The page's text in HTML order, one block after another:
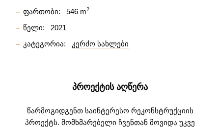
ფართობი:
546 m2
წელი:
2021
კატეგორია:
კერძო სახლები
ᲞᲠᲝᲔᲥᲢᲘᲡ ᲐᲦᲬᲔᲠᲐ
წარმოგიდგენთ საინტერესო რეკონსტრუქციის
პროექტს. მომხმარებელი ჩვენთან მოვიდა უკვე